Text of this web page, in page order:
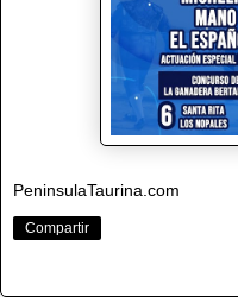
PeninsulaTaurina.com
Compartir